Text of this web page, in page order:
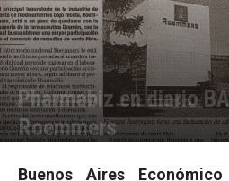
Pharmabiz en diario
Roemmers
Buenos Aires Económico